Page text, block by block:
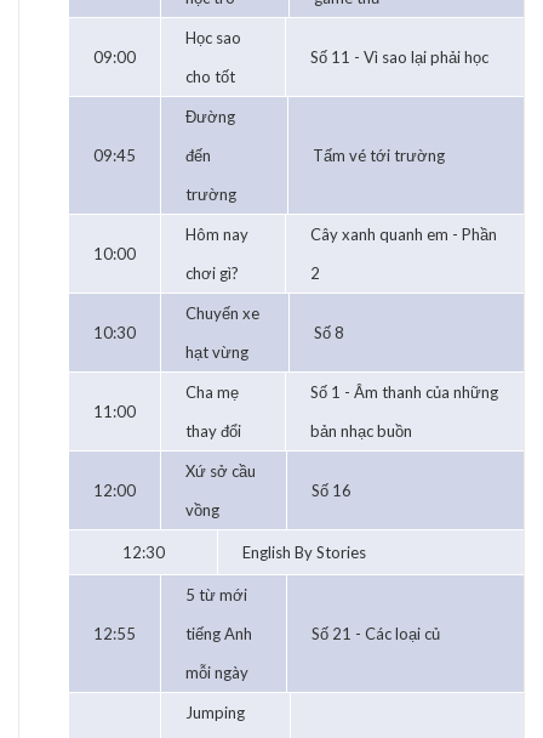
09:00
Học sao
cho tốt
Số 11 - Vì sao lại phải học
09:45
Đường
đến
trường
Tấm vé tới trường
10:00
Hôm nay
chơi gì?
Cây xanh quanh em - Phần
2
10:30
Chuyến xe
hạt vừng
Số 8
11:00
Cha mẹ
thay đổi
Số 1 - Âm thanh của những
bản nhạc buồn
12:00
Xứ sở cầu
vồng
Số 16
12:30 English By Stories
12:55
5 từ mới
tiếng Anh
mỗi ngày
Số 21 - Các loại củ
Jumping